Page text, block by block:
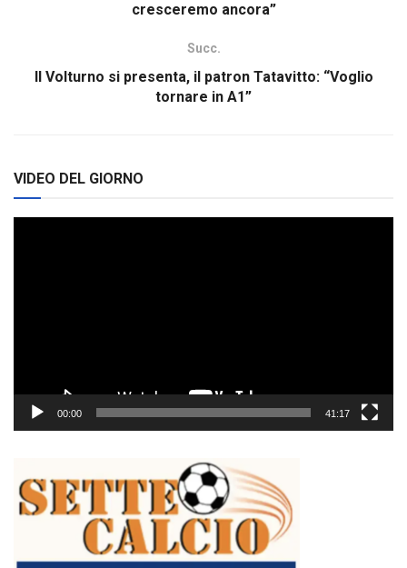
cresceremo ancora”
Succ.
Il Volturno si presenta, il patron Tatavitto: “Voglio
tornare in A1”
VIDEO DEL GIORNO
00:00 41:17